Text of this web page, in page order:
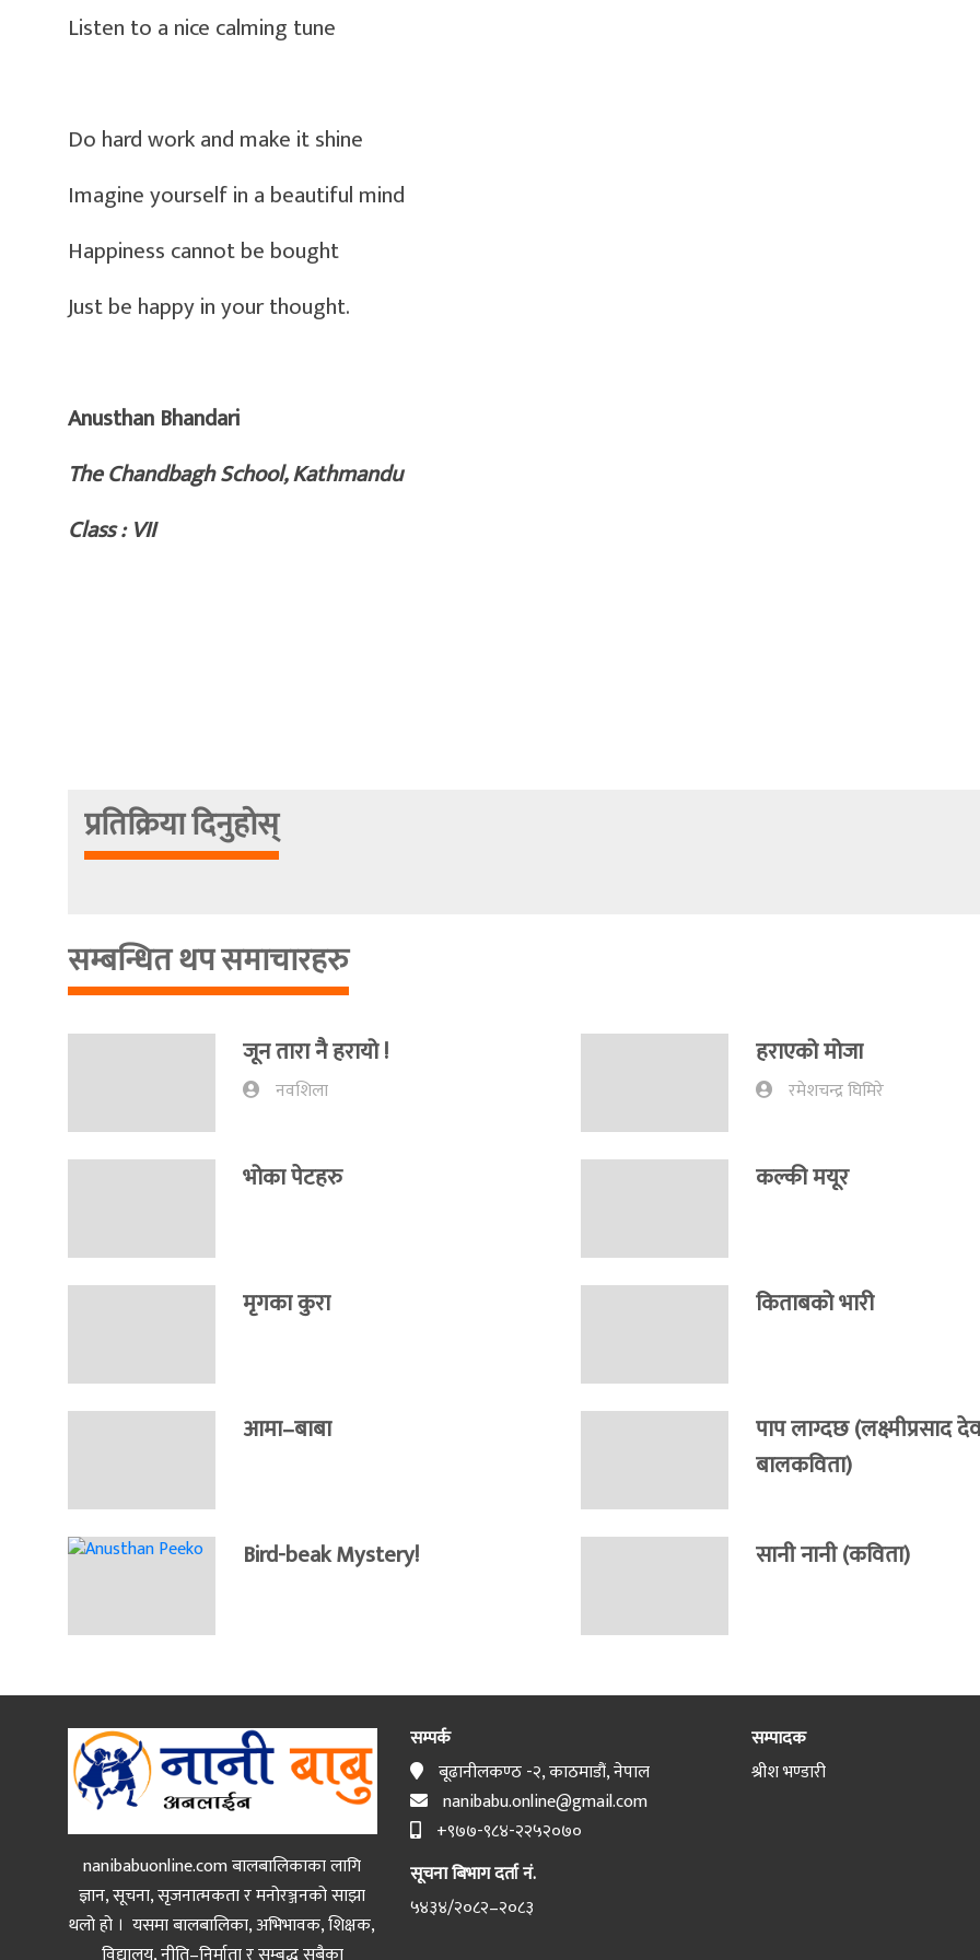
Listen to a nice calming tune
Do hard work and make it shine
Imagine yourself in a beautiful mind
Happiness cannot be bought
Just be happy in your thought.
Anusthan Bhandari
The Chandbagh School, Kathmandu
Class : VII
प्रतिक्रिया दिनुहोस्
सम्बन्धित थप समाचारहरु
जून तारा नै हरायो !
नवशिला
हराएको मोजा
रमेशचन्द्र घिमिरे
भोका पेटहरु कल्की मयूर
मृगका कुरा किताबको भारी
आमा–बाबा
पाप लाग्दछ (लक्ष्मीप्रसाद
बालकविता)
Bird-beak Mystery! सानी नानी (कविता)
nanibabuonline.com बालबालिकाका लागि
ज्ञान, सूचना, सृजनात्मकता र मनोरञ्जनको साझा
थलो हो । यसमा बालबालिका, अभिभावक, शिक्षक,
सम्पर्क
बूढानीलकण्ठ -२, काठमाडौं, नेपाल
nanibabu.online@gmail.com
+९७७-९८४-२२५२०७०
सूचना बिभाग दर्ता नं.
५४३४/२०८२–२०८३
सम्पादक
श्रीश भण्डारी